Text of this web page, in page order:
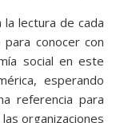
la lectura de cada
conocer con
social en este
esperando
referencia para
organizaciones